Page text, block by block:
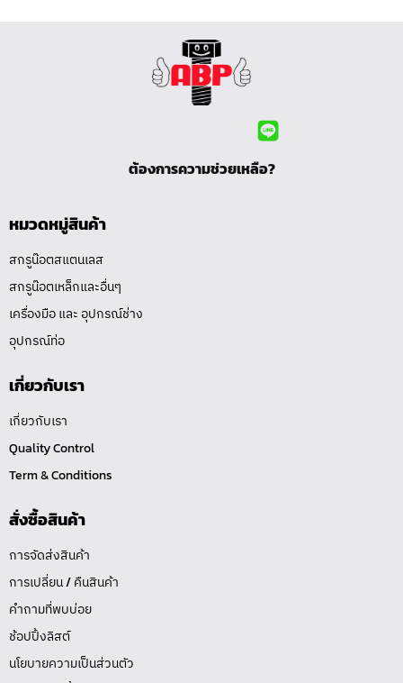
ต้องการความช่วยเหลือ?
หมวดหมู่สินค้า
สกรูน๊อตสแตนเลส
สกรูน๊อตเหล็กและอื่นๆ
เครื่องมือ และ อุปกรณ์ช่าง
อุปกรณ์ท่อ
เกี่ยวกับเรา
เกี่ยวกับเรา
Quality Control
Term & Conditions
สั่งซื้อสินค้า
การจัดส่งสินค้า
การเปลี่ยน / คืนสินค้า
คำถามที่พบบ่อย
ช้อปปิ้งลิสต์
นโยบายความเป็นส่วนตัว